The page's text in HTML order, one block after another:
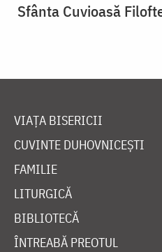
Sfânta Cuvioasă
VIAȚA BISERICII
CUVINTE DUHOVNICEȘTI
FAMILIE
LITURGICĂ
BIBLIOTECĂ
ÎNTREABĂ PREOTUL